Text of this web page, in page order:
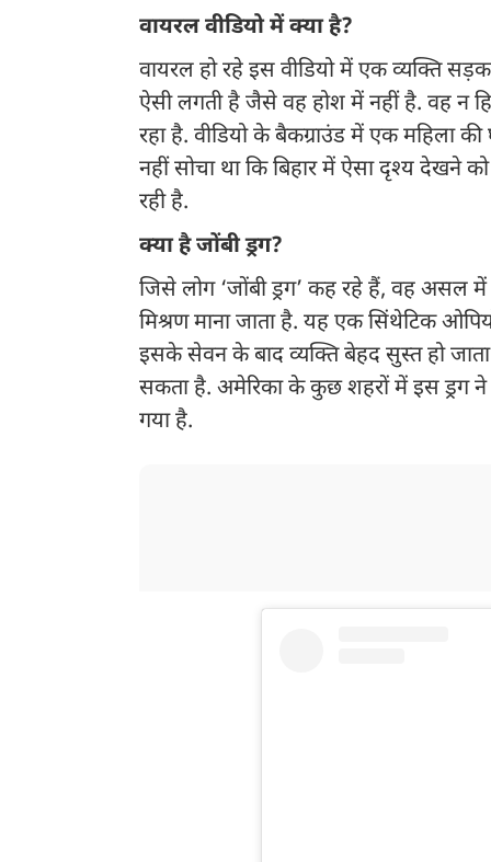
वायरल वीडियो में क्या है?
वायरल हो रहे इस वीडियो में एक व्यक्ति
ऐसी लगती है जैसे वह होश में नहीं है. वह न
रहा है. वीडियो के बैकग्राउंड में एक महिला
नहीं सोचा था कि बिहार में ऐसा दृश्य देखने
रही है.
क्या है जोंबी ड्रग?
जिसे लोग ‘जोंबी ड्रग’ कह रहे हैं, वह
मिश्रण माना जाता है. यह एक सिंथेटिक
इसके सेवन के बाद व्यक्ति बेहद सुस्त हो
सकता है. अमेरिका के कुछ शहरों में इस ड्रग
गया है.